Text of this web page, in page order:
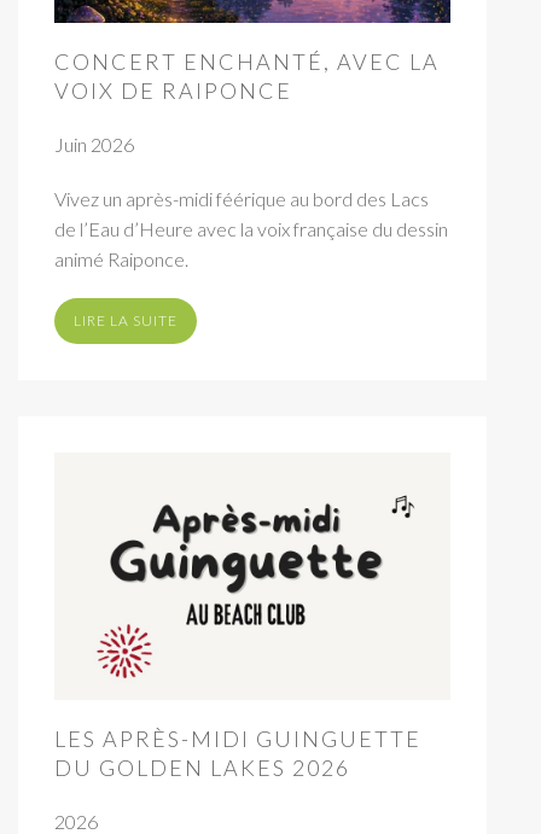
CONCERT ENCHANTÉ, AVEC LA
VOIX DE RAIPONCE
Juin 2026
Vivez un après-midi féérique au bord des Lacs
de l’Eau d’Heure avec la voix française du dessin
animé Raiponce.
LIRE LA SUITE
LES APRÈS-MIDI GUINGUETTE
DU GOLDEN LAKES 2026
2026